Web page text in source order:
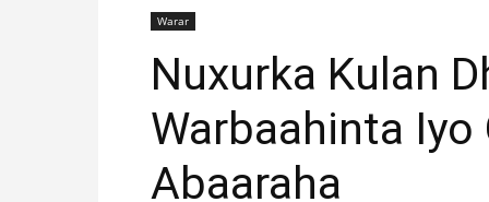
Warar
Nuxurka Kulan
Warbaahinta Iyo
Abaaraha